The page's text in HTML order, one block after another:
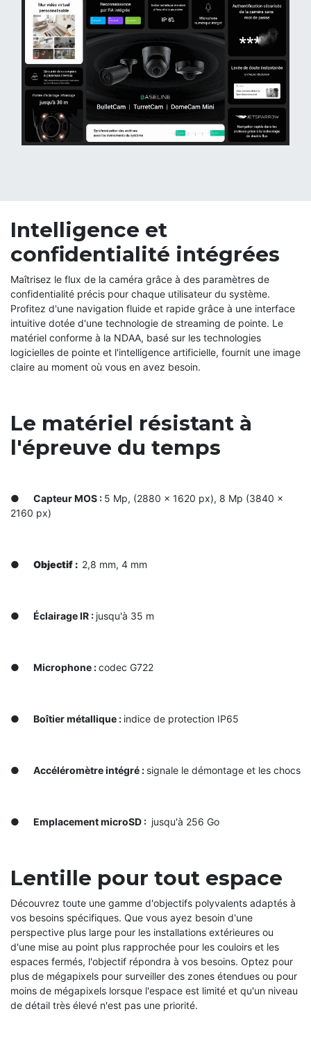
Intelligence et
confidentialité intégrées
Maîtrisez le flux de la caméra grâce à des paramètres de
confidentialité précis pour chaque utilisateur du système.
Profitez d'une navigation fluide et rapide grâce à une interface
intuitive dotée d'une technologie de streaming de pointe. Le
matériel conforme à la NDAA, basé sur les technologies
logicielles de pointe et l'intelligence artificielle, fournit une image
claire au moment où vous en avez besoin.
Le matériel résistant à
l'épreuve du temps
● Capteur MOS : 5 Mp, (2880 × 1620 px), 8 Mp (3840 ×
2160 px)
● Objectif : 2,8 mm, 4 mm
● Éclairage IR : jusqu'à 35 m
● Microphone :сodec G722
● Boîtier métallique : indice de protection ІР65
● Accéléromètre intégré : signale le démontage et les chocs
● Emplacement microSD : jusqu'à 256 Go
Lentille pour tout espace
Découvrez toute une gamme d'objectifs polyvalents adaptés à
vos besoins spécifiques. Que vous ayez besoin d'une
perspective plus large pour les installations extérieures ou
d'une mise au point plus rapprochée pour les couloirs et les
espaces fermés, l'objectif répondra à vos besoins. Optez pour
plus de mégapixels pour surveiller des zones étendues ou pour
moins de mégapixels lorsque l'espace est limité et qu'un niveau
de détail très élevé n'est pas une priorité.